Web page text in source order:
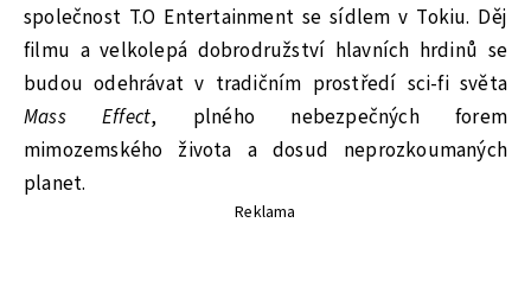
společnost T.O Entertainment se sídlem v Tokiu. Děj
filmu a velkolepá dobrodružství hlavních hrdinů se
budou odehrávat v tradičním prostředí sci-fi světa
Mass Effect, plného nebezpečných forem
mimozemského života a dosud neprozkoumaných
planet.
Reklama